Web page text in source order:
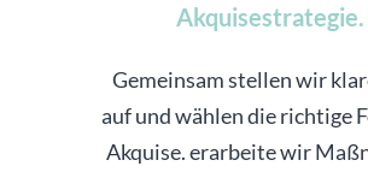
Akquisestrategie.
Gemeinsam stellen wir
auf und wählen die richtige
Akquise. erarbeite wir